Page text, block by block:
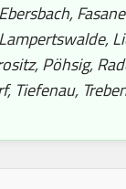
Pöhsig,
Tiefenau,